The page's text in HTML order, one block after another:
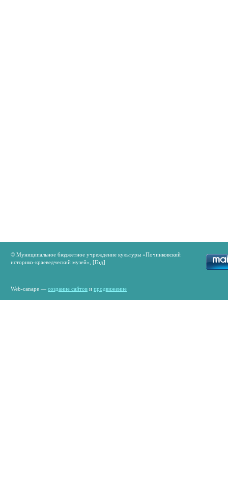
© Муниципальное бюджетное учреждение культуры «Починковский
историко-краеведческий музей», [Год]
Web-canape — создание сайтов и продвижение